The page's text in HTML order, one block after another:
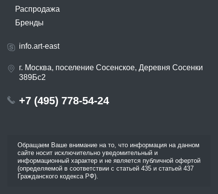
Распродажа
Бренды
info.art-east
г. Москва, поселение Сосенское, Деревня Сосенки
389Бс2
+7 (495) 778-54-24
Обращаем Ваше внимание на то, что информация на данном
сайте носит исключительно уведомительный и
информационный характер и не является публичной офертой
(определяемой в соответствии с статьей 435 и статьей 437
Гражданского кодекса РФ).